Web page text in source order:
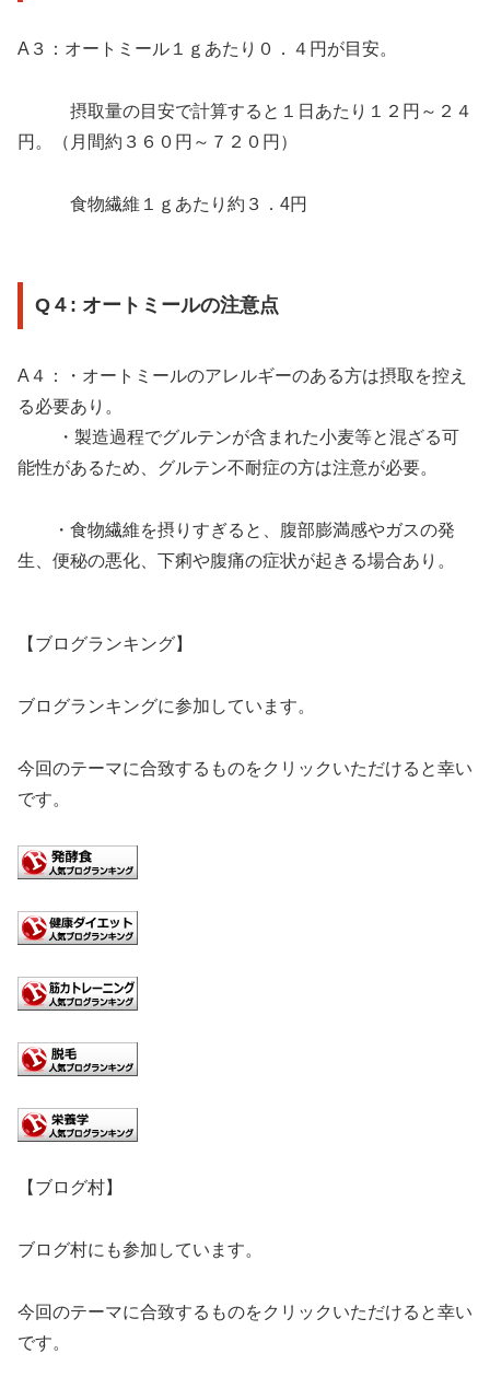
A３：オートミール１ｇあたり０．４円が目安。
摂取量の目安で計算すると１日あたり１２円～２４
円。（月間約３６０円～７２０円）
食物繊維１ｇあたり約３．4円
Q４: オートミールの注意点
A４：・オートミールのアレルギーのある方は摂取を控え
る必要あり。
・製造過程でグルテンが含まれた小麦等と混ざる可
能性があるため、グルテン不耐症の方は注意が必要。
・食物繊維を摂りすぎると、腹部膨満感やガスの発
生、便秘の悪化、下痢や腹痛の症状が起きる場合あり。
【ブログランキング】
ブログランキングに参加しています。
今回のテーマに合致するものをクリックいただけると幸い
です。
【ブログ村】
ブログ村にも参加しています。
今回のテーマに合致するものをクリックいただけると幸い
です。